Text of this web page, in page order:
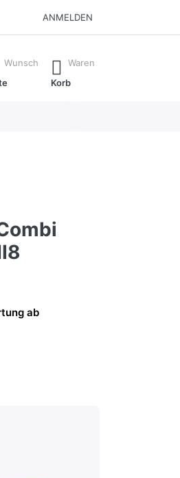
ANMELDEN
Sie die Eingabetaste, um alle
Wunsch
Waren
Korb
ab